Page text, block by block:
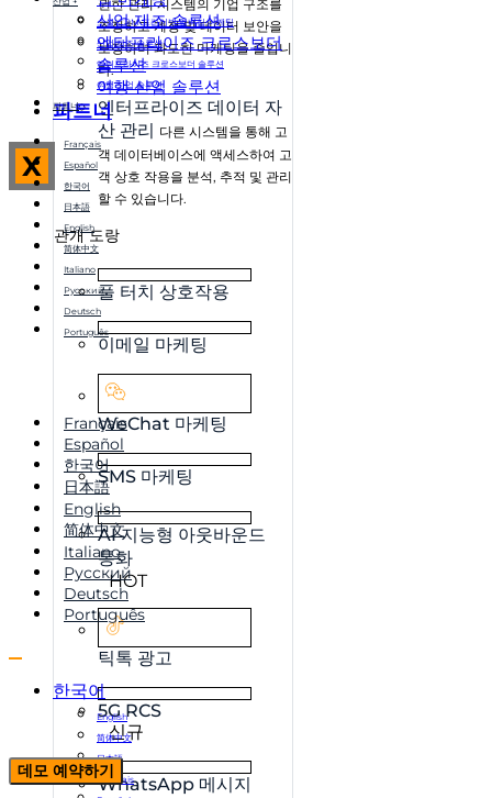
권한 관리 시스템의 기업 구조를
조정하고 계정 및 데이터 보안을
보장하며 과도한 마케팅을 줄입니
다.
엔터프라이즈 데이터 자
산 관리 다른 시스템을 통해 고
객 데이터베이스에 액세스하여 고
객 상호 작용을 분석, 추적 및 관리
할 수 있습니다.
관개 도랑
풀 터치 상호작용
이메일 마케팅
WeChat 마케팅
SMS 마케팅
AI 지능형 아웃바운드
통화
HOT
틱톡 광고
5G RCS
신규
WhatsApp 메시지
산업 제조 솔루션
엔터프라이즈 크로스보더
솔루션
여행 산업 솔루션
파트너
X
소셜-CRM 프라이빗 멤버십 마케팅
산업 제조 솔루션
엔터프라이즈 크로스보더 솔루션
여행 산업 솔루션
파트너
Français
Español
한국어
日本語
English
简体中文
Italiano
Русский
Deutsch
Português
Français
Español
한국어
日本語
English
简体中文
Italiano
Русский
Deutsch
Português
한국어
English
简体中文
日本語
Français
데모 예약하기